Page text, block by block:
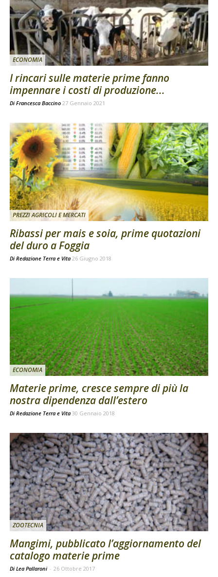
ECONOMIA
I rincari sulle materie prime fanno
impennare i costi di produzione...
Di Francesca Baccino 27 Gennaio 2021
PREZZI AGRICOLI E MERCATI
Ribassi per mais e soia, prime quotazioni
del duro a Foggia
Di Redazione Terra e Vita 26 Giugno 2018
ECONOMIA
Materie prime, cresce sempre di più la
nostra dipendenza dall’estero
Di Redazione Terra e Vita 30 Gennaio 2018
ZOOTECNIA
Mangimi, pubblicato l’aggiornamento del
catalogo materie prime
Di Lea Pallaroni - 26 Ottobre 2017